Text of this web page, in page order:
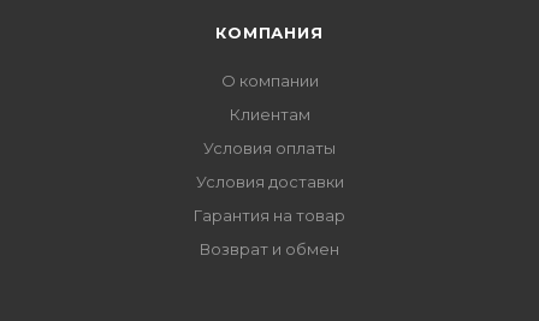
КОМПАНИЯ
О компании
Клиентам
Условия оплаты
Условия доставки
Гарантия на товар
Возврат и обмен